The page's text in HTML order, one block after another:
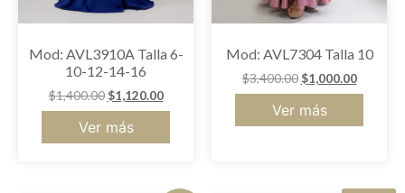
Mod: AVL3910A Talla 6-
10-12-14-16
$1,400.00 $1,120.00
Ver más
Mod: AVL7304 Talla 10
$3,400.00 $1,000.00
Ver más